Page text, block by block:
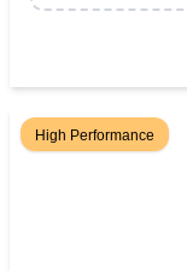
High Performance